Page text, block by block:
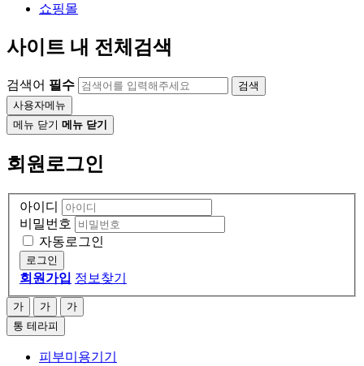
쇼핑몰
사이트 내 전체검색
검색어 필수
검색
사용자메뉴
메뉴 닫기 메뉴 닫기
회원로그인
아이디
비밀번호
자동로그인
로그인
회원가입 정보찾기
가 가
가
통 테라피
피부미용기기